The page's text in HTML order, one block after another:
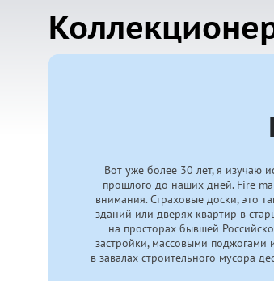
Вот уже более 30 лет, я изучаю
прошлого до наших дней. Fire
внимания. Страховые доски, это
зданий или дверях квартир в
на просторах бывшей
застройки, массовыми поджогами
в завалах строительного мусора